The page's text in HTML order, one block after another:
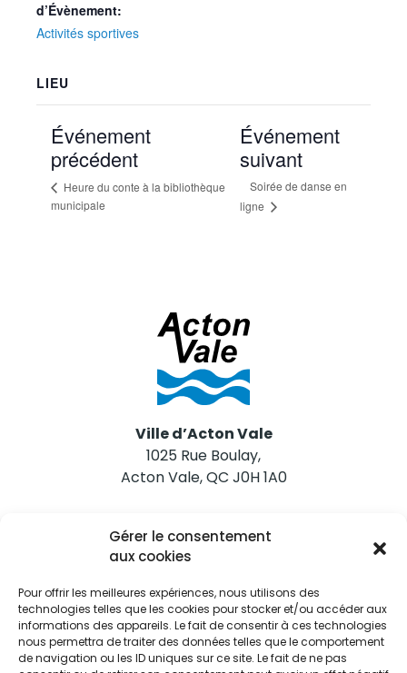
Gérer le consentement
aux cookies
Pour offrir les meilleures expériences, nous utilisons des
technologies telles que les cookies pour stocker et/ou accéder aux
informations des appareils. Le fait de consentir à ces technologies
nous permettra de traiter des données telles que le comportement
de navigation ou les ID uniques sur ce site. Le fait de ne pas
d’Évènement:
Activités sportives
LIEU
Événement
précédent
Heure du conte à la bibliothèque
municipale
Événement
suivant
Soirée de danse en
ligne
Ville d’Acton Vale
1025 Rue Boulay,
Acton Vale, QC J0H 1A0
Nous joindre
Tél. 450 546-2703